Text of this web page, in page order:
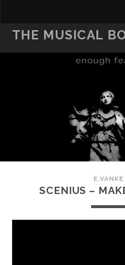
THE MUSICAL
E.VANKE
SCENIUS –